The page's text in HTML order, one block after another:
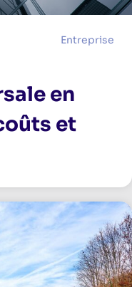
Entreprise
en
et